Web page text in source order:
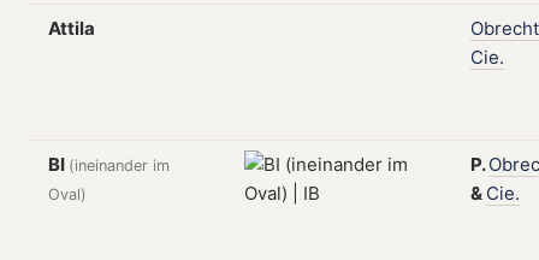
Attila
Obrecht
Cie.
BI (ineinander im
Oval)
P.
& Cie.